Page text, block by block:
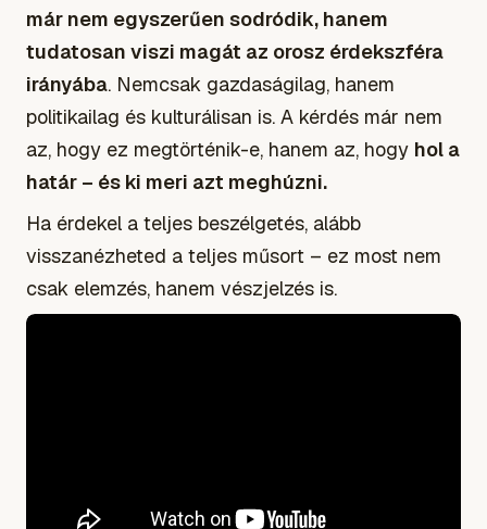
már nem egyszerűen sodródik, hanem
tudatosan viszi magát az orosz érdekszféra
irányába. Nemcsak gazdaságilag, hanem
politikailag és kulturálisan is. A kérdés már nem
az, hogy ez megtörténik-e, hanem az, hogy hol a
határ – és ki meri azt meghúzni.
Ha érdekel a teljes beszélgetés, alább
visszanézheted a teljes műsort – ez most nem
csak elemzés, hanem vészjelzés is.